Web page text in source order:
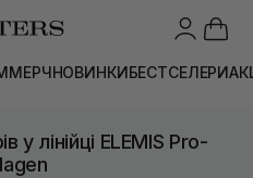
МЕРЧНОВИНКИБЕСТСЕЛЕРИ
у лінійці ELEMIS Pro-